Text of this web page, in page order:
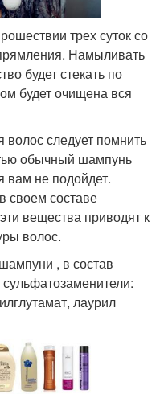
трех суток со
Намыливать
будет стекать по
будет очищена вся
следует помнить
обычный шампунь
вам не подойдет.
своем составе
вещества приводят к
волос.
, в состав
лаурил